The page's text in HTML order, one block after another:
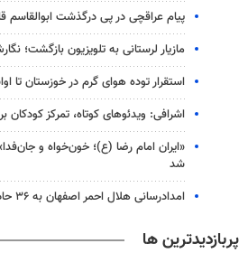
پیام عراقچی در پی درگذشت ابوالقاسم
مازیار لرستانی به تلویزیون بازگشت؛
استقرار توده هوای گرم در خوزستان تا
اشرافی: ویدئوهای کوتاه، تمرکز کودکان
«ایران امام رضا (ع)؛ خون‌خواه و
شد
امدادرسانی هلال احمر اصفهان به ۳۶ حادثه‌دیده در ۲۴ ساعت گذشته
پربازدیدترین ها